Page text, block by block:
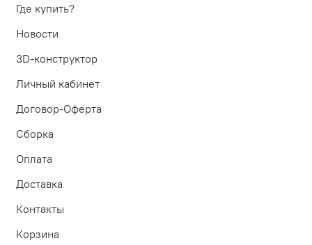
Где купить?
Новости
3D-конструктор
Личный кабинет
Договор-Оферта
Сборка
Оплата
Доставка
Контакты
Корзина